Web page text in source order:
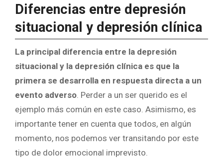
Diferencias entre depresión
situacional y depresión clínica
La principal diferencia entre la depresión
situacional y la depresión clínica es que la
primera se desarrolla en respuesta directa a un
evento adverso. Perder a un ser querido es el
ejemplo más común en este caso. Asimismo, es
importante tener en cuenta que todos, en algún
momento, nos podemos ver transitando por este
tipo de dolor emocional imprevisto.